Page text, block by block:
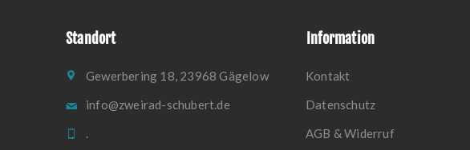
Standort
Gewerbering 18, 23968 Gägelow
info@zweirad-schubert.de
.
Information
Kontakt
Datenschutz
AGB & Widerruf